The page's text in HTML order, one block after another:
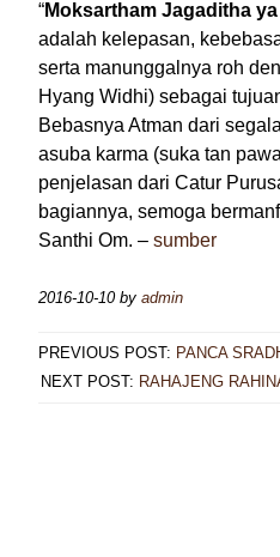
“Moksartham Jagaditha
adalah kelepasan,
serta manunggalnya roh
Hyang Widhi) sebagai
Bebasnya Atman dari
asuba karma (suka tan
penjelasan dari Catur
bagiannya, semoga
Santhi Om. – sumber
2016-10-10by admin
PREVIOUS POST: PANCA
NEXT POST: RAHAJENG